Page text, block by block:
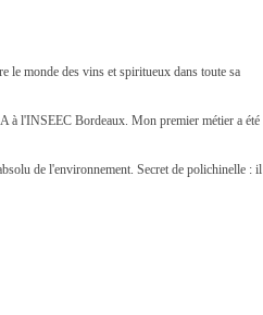
le monde des vins et spiritueux dans toute sa
à l'INSEEC Bordeaux. Mon premier métier a été
de l'environnement. Secret de polichinelle : il